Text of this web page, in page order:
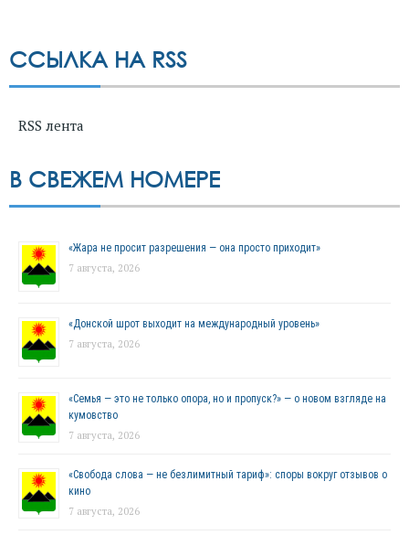
ССЫЛКА НА RSS
RSS лента
В СВЕЖЕМ НОМЕРЕ
«Жара не просит разрешения — она просто приходит»
7 августа, 2026
«Донской шрот выходит на международный уровень»
7 августа, 2026
«Семья — это не только опора, но и пропуск?» — о новом взгляде на
кумовство
7 августа, 2026
«Свобода слова — не безлимитный тариф»: споры вокруг отзывов о
кино
7 августа, 2026